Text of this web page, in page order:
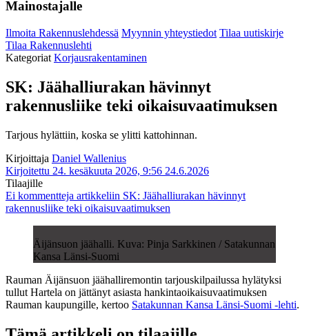
Mainostajalle
Ilmoita Rakennuslehdessä Myynnin yhteystiedot Tilaa uutiskirje
Tilaa Rakennuslehti
Kategoriat Korjausrakentaminen
SK: Jäähalliurakan hävinnyt
rakennusliike teki oikaisuvaatimuksen
Tarjous hylättiin, koska se ylitti kattohinnan.
Kirjoittaja Daniel Wallenius
Kirjoitettu 24. kesäkuuta 2026, 9:56 24.6.2026
Tilaajille
Ei kommentteja artikkeliin SK: Jäähalliurakan hävinnyt
rakennusliike teki oikaisuvaatimuksen
Äijänsuon jäähalli. Kuva: Pinja Sarkkinen / Satakunnan
Kansa Länsi-Suomi
Rauman Äijänsuon jäähalliremontin tarjouskilpailussa hylätyksi
tullut Hartela on jättänyt asiasta hankintaoikaisuvaatimuksen
Rauman kaupungille, kertoo Satakunnan Kansa Länsi-Suomi -lehti.